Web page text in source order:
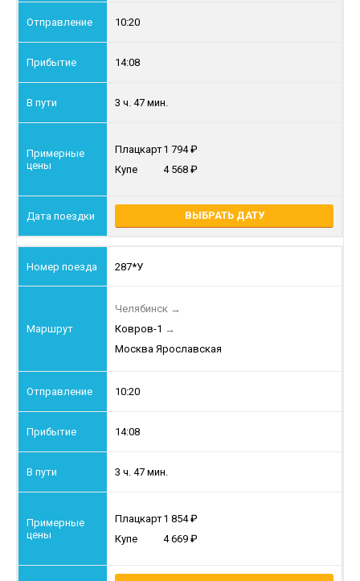
10:20
14:08
3 ч. 47 мин.
Плацкарт1 794
Купе
4 568
ВЫБРАТЬ ДАТУ
287*У
Челябинск →
Ковров-1 →
Москва Ярославская
10:20
14:08
3 ч. 47 мин.
Плацкарт1 854
Купе
4 669